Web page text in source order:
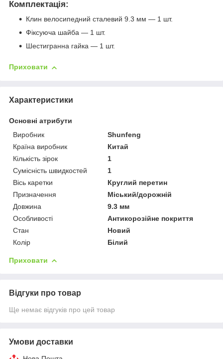
Комплектація:
Клин велосипедний сталевий 9.3 мм — 1 шт.
Фіксуюча шайба — 1 шт.
Шестигранна гайка — 1 шт.
Приховати
Характеристики
Основні атрибути
Виробник
Shunfeng
Країна виробник
Китай
Кількість зірок
1
Сумісність швидкостей
1
Вісь каретки
Круглий перетин
Призначення
Міський/дорожній
Довжина
9.3 мм
Особливості
Антикорозійне покриття
Стан
Новий
Колір
Білий
Приховати
Відгуки про товар
Ще немає відгуків про цей товар
Умови доставки